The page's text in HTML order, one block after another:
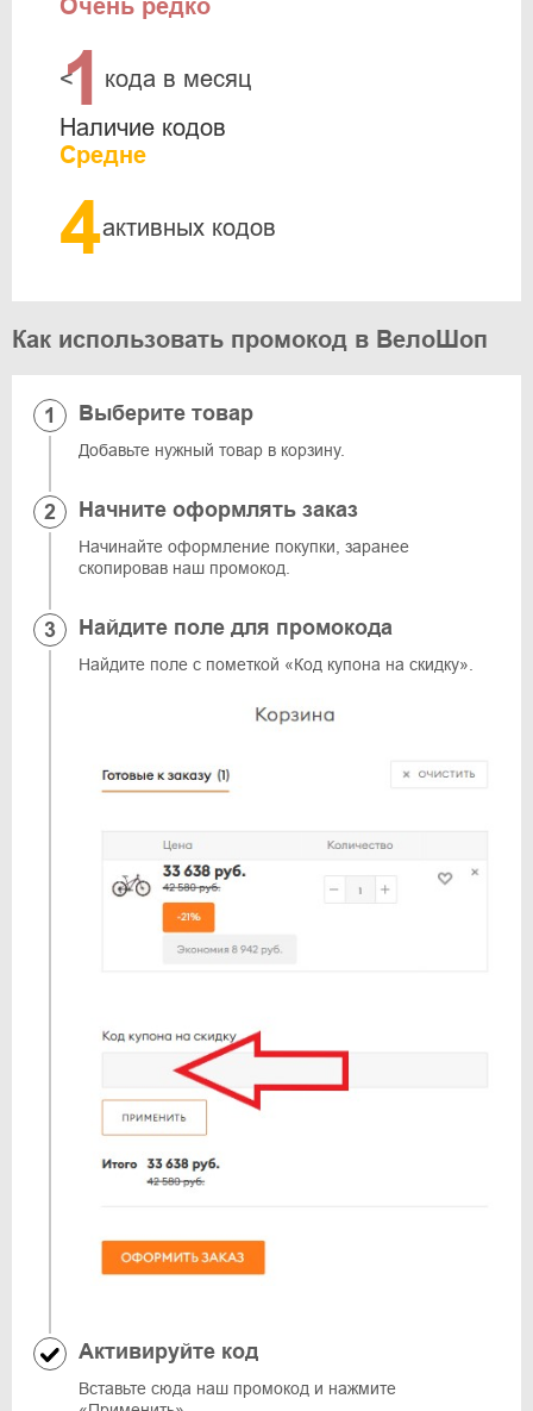
Очень редко
<
1 кода в месяц
Наличие кодов
Средне
4активных кодов
Как использовать промокод в ВелоШоп
Выберите товар
Добавьте нужный товар в корзину.
Начните оформлять заказ
Начинайте оформление покупки, заранее
скопировав наш промокод.
Найдите поле для промокода
Найдите поле с пометкой «Код купона на скидку».
Активируйте код
Вставьте сюда наш промокод и нажмите